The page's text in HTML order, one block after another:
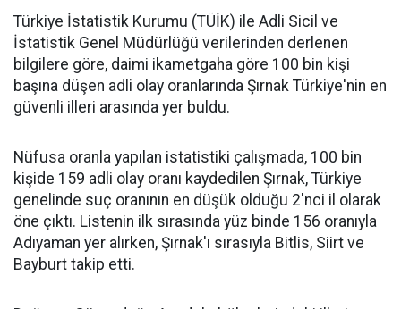
Türkiye İstatistik Kurumu (TÜİK) ile Adli Sicil ve
İstatistik Genel Müdürlüğü verilerinden derlenen
bilgilere göre, daimi ikametgaha göre 100 bin kişi
başına düşen adli olay oranlarında Şırnak Türkiye'nin en
güvenli illeri arasında yer buldu.
​Nüfusa oranla yapılan istatistiki çalışmada, 100 bin
kişide 159 adli olay oranı kaydedilen Şırnak, Türkiye
genelinde suç oranının en düşük olduğu 2'nci il olarak
öne çıktı. Listenin ilk sırasında yüz binde 156 oranıyla
Adıyaman yer alırken, Şırnak'ı sırasıyla Bitlis, Siirt ve
Bayburt takip etti.